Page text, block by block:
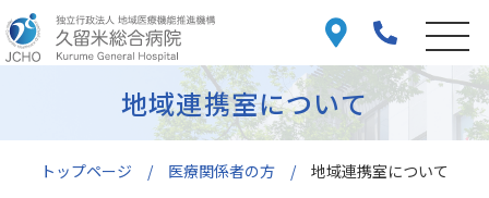
トップページ 医療関係者の方 地域連携室について
地域連携室について